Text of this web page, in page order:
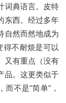
词典语言。皮特
东西。经过多年
自然而然地成为
得不耐烦是可以
又有重点（没有
品。这更类似于
不是“简单”，